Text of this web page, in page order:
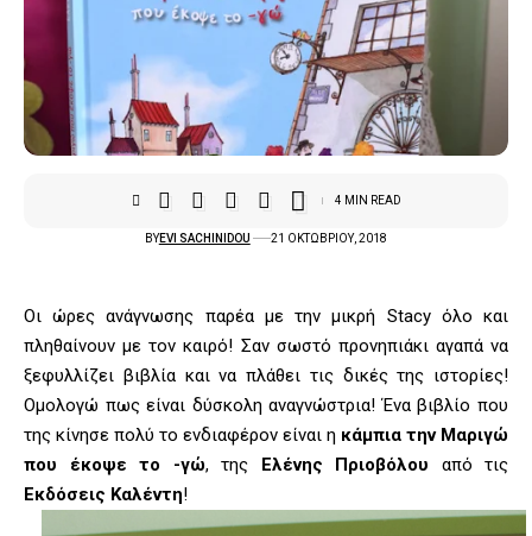
BYEVI SACHINIDOU 21 ΟΚΤΩΒΡΊΟΥ, 2018
4 MIN READ
Οι ώρες ανάγνωσης παρέα με την μικρή Stacy όλο και
πληθαίνουν με τον καιρό! Σαν σωστό προνηπιάκι αγαπά να
ξεφυλλίζει βιβλία και να πλάθει τις δικές της ιστορίες!
Ομολογώ πως είναι δύσκολη αναγνώστρια! Ένα βιβλίο που
της κίνησε πολύ το ενδιαφέρον είναι η κάμπια την Μαριγώ
που έκοψε το -γώ, της Ελένης Πριοβόλου από τις
Εκδόσεις Καλέντη!